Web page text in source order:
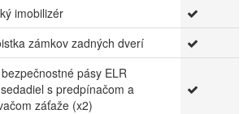
imobilizér
zámkov zadných dverí
pásy ELR
s predpínačom a
záťaže (x2)